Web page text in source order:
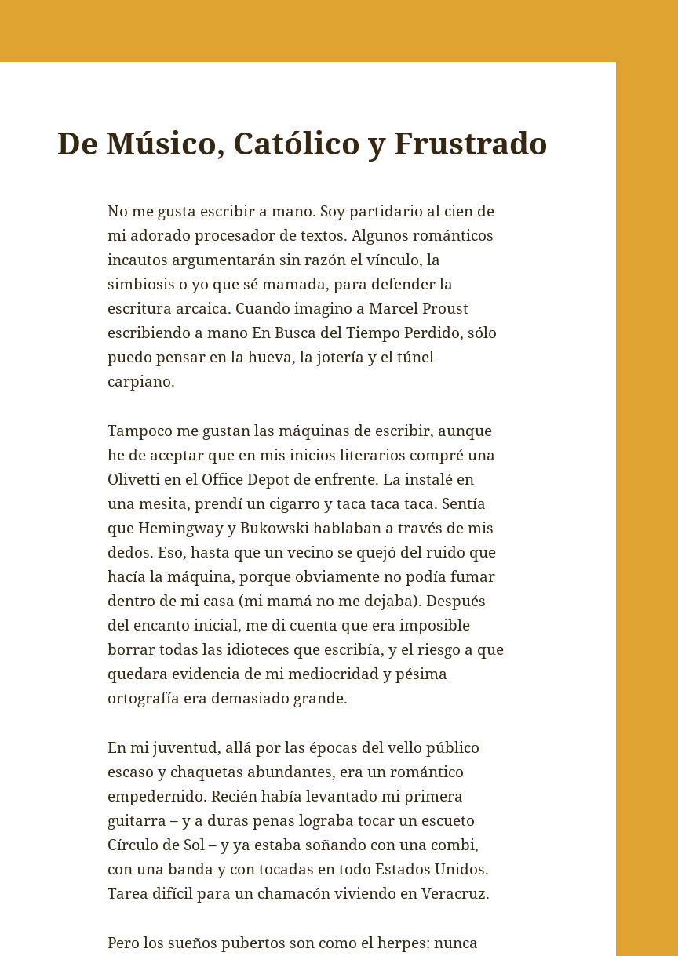
De Músico, Católico y Frustrado
No me gusta escribir a mano. Soy partidario al cien de
mi adorado procesador de textos. Algunos románticos
incautos argumentarán sin razón el vínculo, la
simbiosis o yo que sémamada, para defender la
escritura arcaica. Cuando imagino a Marcel Proust
escribiendo a mano En Busca del Tiempo Perdido, sólo
puedo pensar en la hueva, la jotería y el túnel
carpiano.
Tampoco me gustan las máquinas de escribir, aunque
he de aceptar que en mis inicios literarios compréuna
Olivetti en el Office Depot de enfrente. La instalé en
una mesita, prendíun cigarro y taca taca taca. Sentía
que Hemingway y Bukowski hablaban a través de mis
dedos. Eso, hasta que un vecino se quejó del ruido que
hacía la máquina, porque obviamente no podía fumar
dentro de mi casa (mi mamá no me dejaba). Después
del encanto inicial, me di cuenta que era imposible
borrar todas las idioteces que escribía, y el riesgo a que
quedara evidencia de mi mediocridad y pésima
ortografía era demasiado grande.
En mi juventud, allá por las épocas del vello público
escaso y chaquetas abundantes, era un romántico
empedernido. Recién había levantado mi primera
guitarra – y a duras penas lograba tocar un escueto
Círculo de Sol – y ya estaba soñando con una combi,
con una banda y con tocadas en todo Estados Unidos.
Tarea difícil para un chamacón viviendo en Veracruz.
Pero los sueños pubertos son como el herpes: nunca